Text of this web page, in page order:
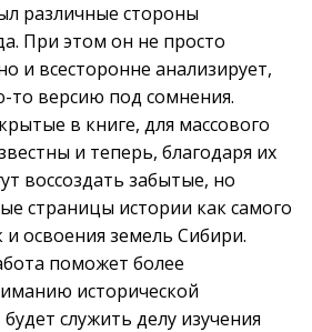
различные стороны
При этом он не просто
и всесторонне анализирует,
то версию под сомнения.
в книге, для массового
и теперь, благодаря их
воссоздать забытые, но
страницы истории как самого
и освоения земель Сибири.
поможет более
исторической
служить делу изучения